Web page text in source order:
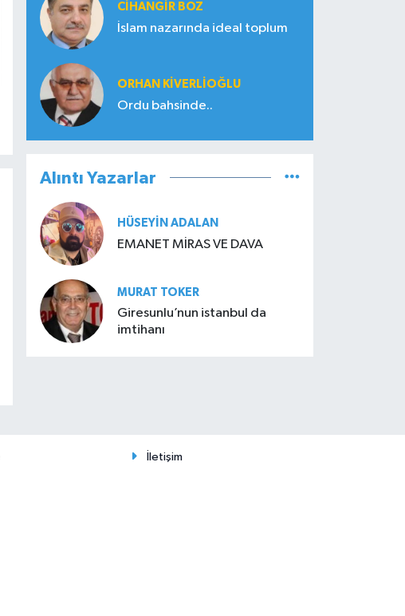
CIHANGIR BOZ
İslam nazarında ideal toplum
ORHAN KIVERLIOĞLU
Ordu bahsinde..
Alıntı Yazarlar
HÜSEYIN ADALAN
EMANET MİRAS VE DAVA
MURAT TOKER
Giresunlu’nun istanbul da
imtihanı
İletişim